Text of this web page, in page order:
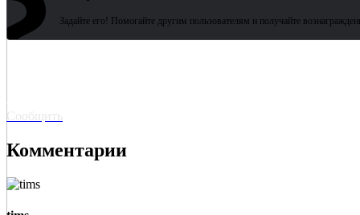
Задайте его! Помогайте другим пользователям и получайте
Сообщить
Комментарии